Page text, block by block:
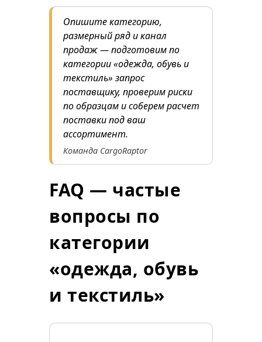
Опишите категорию,
размерный ряд и канал
продаж — подготовим по
категории «одежда, обувь и
текстиль» запрос
поставщику, проверим риски
по образцам и соберем расчет
поставки под ваш
ассортимент.
Команда CargoRaptor
FAQ — частые
вопросы по
категории
«одежда, обувь
и текстиль»